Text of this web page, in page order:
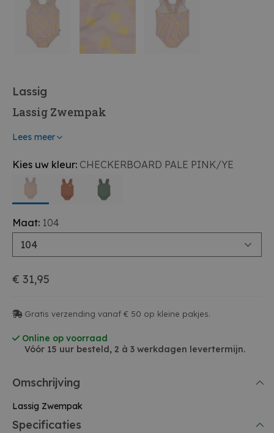
Lassig
Lassig Zwempak
Lees meer
Kies uw kleur: CHECKERBOARD PALE PINK/YE
Maat: 104
104
€ 31,95
Gratis verzending vanaf € 50 op kleine pakjes.
Online op voorraad
Vóór 15 uur besteld, 2 à 3 werkdagen levertermijn.
Omschrijving
Lassig Zwempak
Specificaties